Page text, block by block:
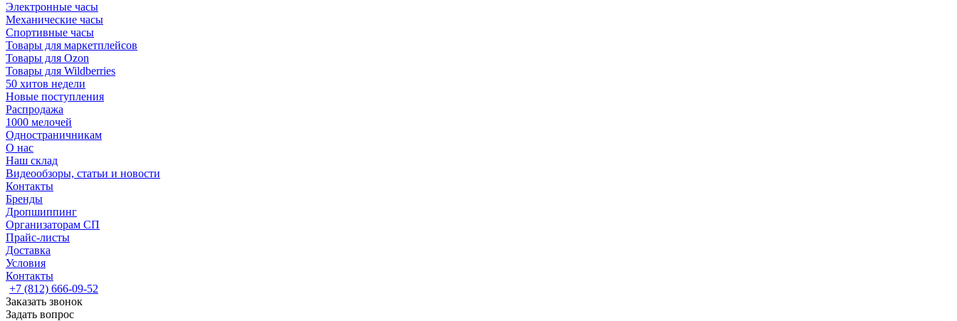
Электронные часы
Механические часы
Спортивные часы
Товары для маркетплейсов
Товары для Ozon
Товары для Wildberries
50 хитов недели
Новые поступления
Распродажа
1000 мелочей
Одностраничникам
О нас
Наш склад
Видеообзоры, статьи и новости
Контакты
Бренды
Дропшиппинг
Организаторам СП
Прайс-листы
Доставка
Условия
Контакты
+7 (812) 666-09-52
Заказать звонок
Задать вопрос